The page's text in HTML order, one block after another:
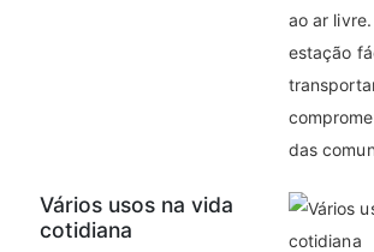
ao ar
estação
das
Vários usos na vida
cotidiana